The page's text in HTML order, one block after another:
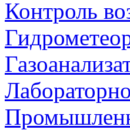
Контроль